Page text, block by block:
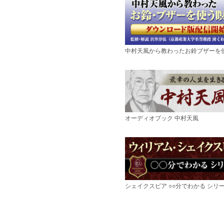
中村天風から教わったお鈴ブザーを
オーディオブック 中村天風
シェイクスピア ○○分でわかる シリ